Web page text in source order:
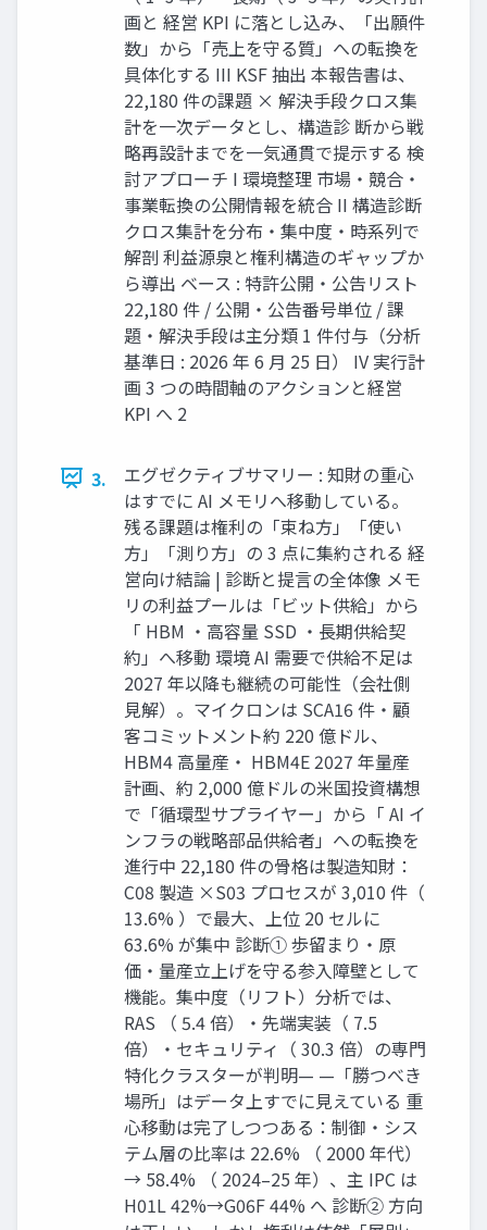
画と 経営 KPI に落とし込み、「出願件
数」から「売上を守る質」への転換を
具体化する III KSF 抽出 本報告書は、
22,180 件の課題 × 解決手段クロス集
計を一次データとし、構造診 断から戦
略再設計までを一気通貫で提示する 検
討アプローチ I 環境整理 市場・競合・
事業転換の公開情報を統合 II 構造診断
クロス集計を分布・集中度・時系列で
解剖 利益源泉と権利構造のギャップか
ら導出 ベース : 特許公開・公告リスト
22,180 件 / 公開・公告番号単位 / 課
題・解決手段は主分類 1 件付与（分析
基準日 : 2026 年 6 月 25 日） IV 実行計
画 3 つの時間軸のアクションと経営
KPI へ 2
3.
エグゼクティブサマリー : 知財の重心
はすでに AI メモリへ移動している。
残る課題は権利の「束ね方」「使い
方」「測り方」の 3 点に集約される 経
営向け結論 | 診断と提言の全体像 メモ
リの利益プールは「ビット供給」から
「 HBM ・高容量 SSD ・長期供給契
約」へ移動 環境 AI 需要で供給不足は
2027 年以降も継続の可能性（会社側
見解）。マイクロンは SCA16 件・顧
客コミットメント約 220 億ドル、
HBM4 高量産・ HBM4E 2027 年量産
計画、約 2,000 億ドルの米国投資構想
で「循環型サプライヤー」から「 AI イ
ンフラの戦略部品供給者」への転換を
進行中 22,180 件の骨格は製造知財：
C08 製造 ×S03 プロセスが 3,010 件（
13.6% ）で最大、上位 20 セルに
63.6% が集中 診断① 歩留まり・原
価・量産立上げを守る参入障壁として
機能。集中度（リフト）分析では、
RAS （ 5.4 倍）・先端実装（ 7.5
倍）・セキュリティ（ 30.3 倍）の専門
特化クラスターが判明— —「勝つべき
場所」はデータ上すでに見えている 重
心移動は完了しつつある：制御・シス
テム層の比率は 22.6% （ 2000 年代）
→ 58.4% （ 2024–25 年）、主 IPC は
H01L 42%→G06F 44% へ 診断② 方向